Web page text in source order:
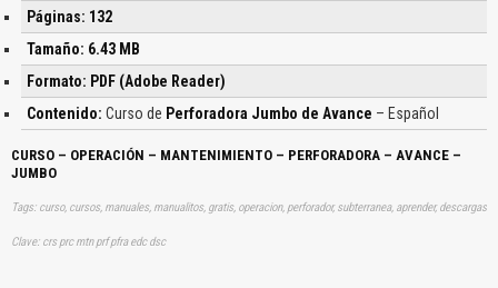
Páginas: 132
Tamaño: 6.43 MB
Formato: PDF (Adobe Reader)
Contenido: Curso de Perforadora Jumbo de Avance – Español
CURSO – OPERACIÓN – MANTENIMIENTO – PERFORADORA – AVANCE –
JUMBO
Tags: curso, cursos, manuales, manualitos, gratis, operacion, perforador, subterranea, aprender, descargas
Clave: crs prc mtn prf pfra edc dsc